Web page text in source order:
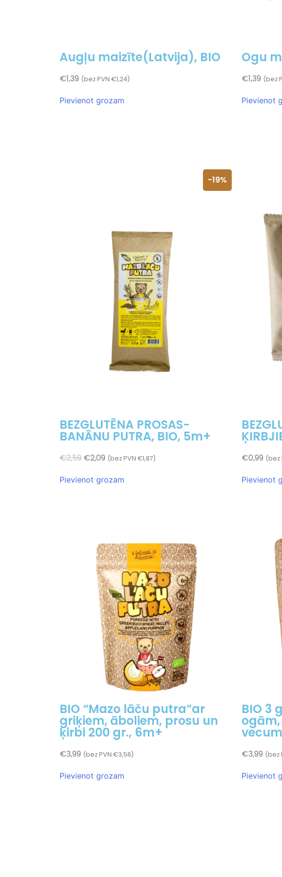
Augļu maizīte(Latvija), BIO
€1,39 (bez PVN €1,24)
Pievienot grozam
Ogu
€1,39 (bez
Pievienot
-19%
BEZGLUTĒNA PROSAS-
BANĀNU PUTRA, BIO, 5m+
€2,59 €2,09 (bez PVN €1,87)
Pievienot grozam
€0,99 (bez
Pievienot
BIO “Mazo lāču putra”ar
griķiem, āboliem, prosu un
ķirbi 200 gr., 6m+
€3,99 (bez PVN €3,56)
Pievienot grozam
BIO 3
€3,99 (bez
Pievienot